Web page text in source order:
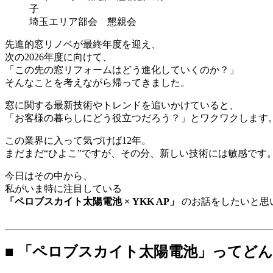
埼玉エリア部会 懇親会
先進的窓リノベが最終年度を迎え、
次の2026年度に向けて、
「この先の窓リフォームはどう進化していくのか？」
そんなことを考えながら帰ってきました。
窓に関する最新技術やトレンドを追いかけていると、
「お客様の暮らしにどう役立つだろう？」とワクワクします。
この業界に入って気づけば12年。
まだまだ“ひよこ”ですが、その分、新しい技術には敏感です。
今日はその中から、
私がいま特に注目している
「ペロブスカイト太陽電池 × YKK AP」
のお話をしたいと思
■ 「ペロブスカイト太陽電池」ってど